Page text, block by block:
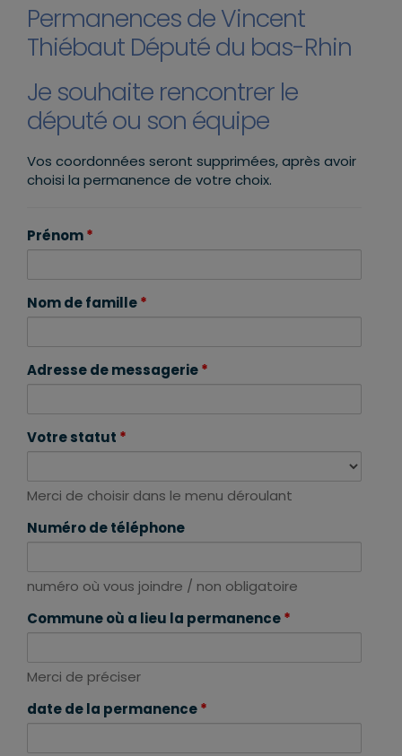
Permanences de Vincent
Thiébaut Député du bas-Rhin
Je souhaite rencontrer le
député ou son équipe
Vos coordonnées seront supprimées, après avoir
choisi la permanence de votre choix.
Prénom*
Nom de famille*
Adresse de messagerie*
Votre statut *
Merci de choisir dans le menu déroulant
Numéro de téléphone
numéro où vous joindre / non obligatoire
Commune où a lieu la permanence*
Merci de préciser
date de la permanence*